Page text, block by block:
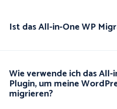
Ist das All-in-One WP
Wie verwende ich das
Plugin, um meine
migrieren?